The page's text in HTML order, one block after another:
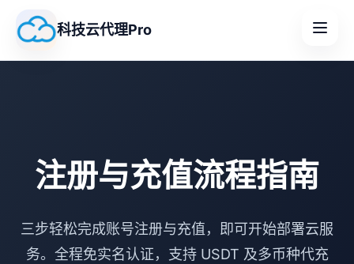
科技云代理Pro
注册与充值流程指南
三步轻松完成账号注册与充值，即可开始部署云服
务。全程免实名认证，支持 USDT 及多币种代充